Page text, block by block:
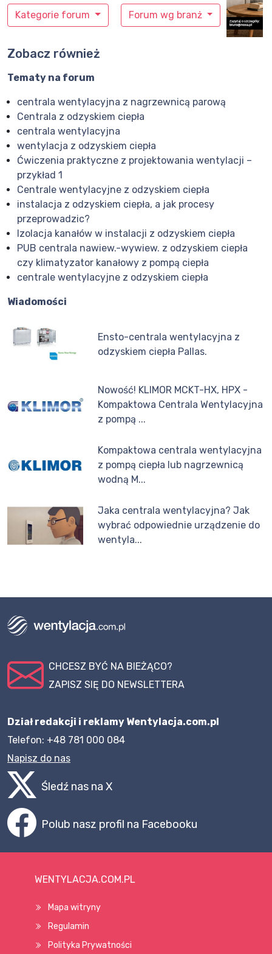
Kategorie forum Forum wg branż
Zobacz również
Tematy na forum
centrala wentylacyjna z nagrzewnicą parową
Centrala z odzyskiem ciepła
centrala wentylacyjna
wentylacja z odzyskiem ciepła
Ćwiczenia praktyczne z projektowania wentylacji –
przykład 1
Centrale wentylacyjne z odzyskiem ciepła
instalacja z odzyskiem ciepła, a jak procesy
przeprowadzic?
Izolacja kanałów w instalacji z odzyskiem ciepła
PUB centrala nawiew.-wywiew. z odzyskiem ciepła
czy klimatyzator kanałowy z pompą ciepła
centrale wentylacyjne z odzyskiem ciepła
Wiadomości
Ensto-centrala wentylacyjna z
odzyskiem ciepła Pallas.
Nowość! KLIMOR MCKT-HX, HPX -
Kompaktowa Centrala Wentylacyjna
z pompą ...
Kompaktowa centrala wentylacyjna
z pompą ciepła lub nagrzewnicą
wodną M...
Jaka centrala wentylacyjna? Jak
wybrać odpowiednie urządzenie do
wentyla...
CHCESZ BYĆ NA BIEŻĄCO?
ZAPISZ SIĘ DO NEWSLETTERA
Dział redakcji i reklamy Wentylacja.com.pl
Telefon: +48 781 000 084
Napisz do nas
Śledź nas na X
Polub nasz profil na Facebooku
WENTYLACJA.COM.PL
Mapa witryny
Regulamin
Polityka Prywatności